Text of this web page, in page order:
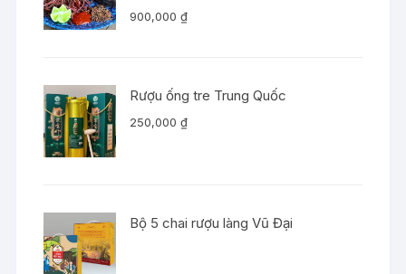
900,000₫
Rượu ống tre Trung Quốc
250,000₫
Bộ 5 chai rượu làng Vũ Đại